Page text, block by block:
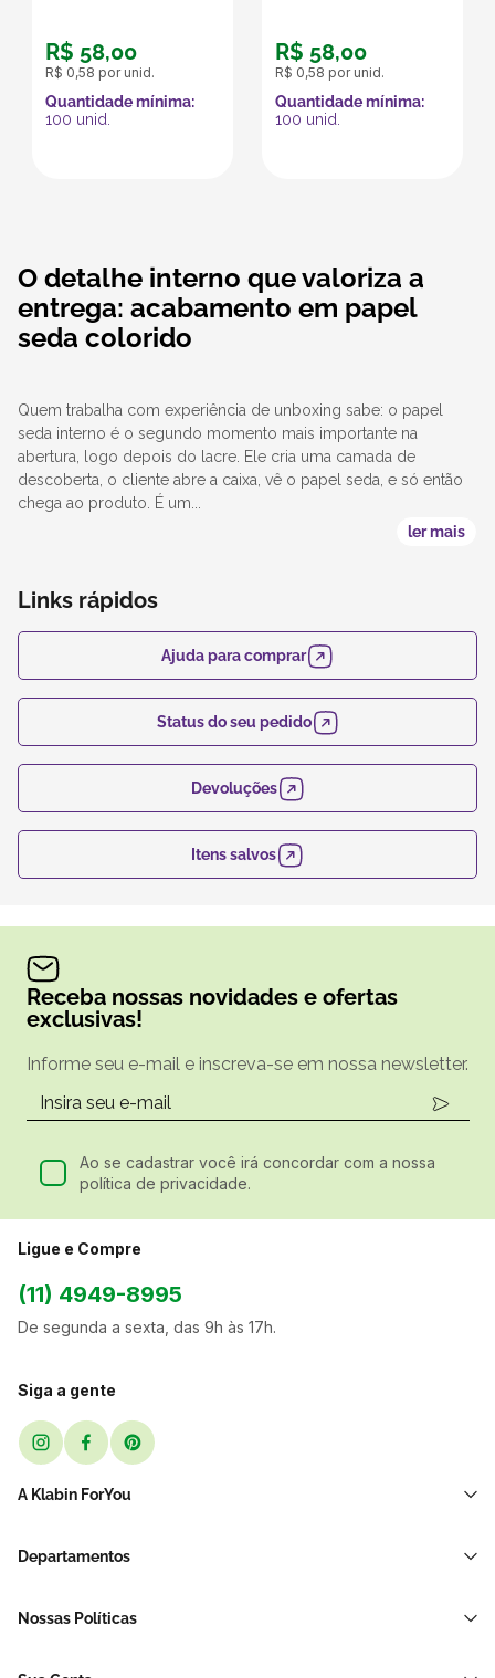
R$ 58,00
R$ 0,58 por unid.
Quantidade mínima:
100 unid.
R$ 58,00
R$ 0,58 por unid.
Quantidade mínima:
100 unid.
O detalhe interno que valoriza a
entrega: acabamento em papel
seda colorido
Quem trabalha com experiência de unboxing sabe: o papel
seda interno é o segundo momento mais importante na
abertura, logo depois do lacre. Ele cria uma camada de
descoberta, o cliente abre a caixa, vê o papel seda, e só então
chega ao produto. É um...
ler mais
Links rápidos
Ajuda para comprar
Status do seu pedido
Devoluções
Itens salvos
Receba nossas novidades e ofertas
exclusivas!
Informe seu e-mail e inscreva-se em nossa newsletter.
Ao se cadastrar você irá concordar com a nossa
política de privacidade.
Ligue e Compre
(11) 4949-8995
De segunda a sexta, das 9h às 17h.
Siga a gente
A Klabin ForYou
Black Friday
Blog
Departamentos
Sacos e Sacolas
Nossas Políticas